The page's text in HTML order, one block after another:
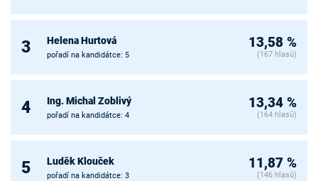
3 Helena Hurtová
pořadí na kandidátce: 5
13,58 %
(167 hlasů)
4 Ing. Michal Zoblivý
pořadí na kandidátce: 4
13,34 %
(164 hlasů)
5 Luděk Klouček
pořadí na kandidátce: 3
11,87 %
(146 hlasů)